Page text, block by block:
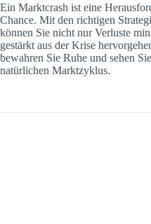
Ein Marktcrash ist eine
Chance. Mit den richtigen
können Sie nicht nur Verluste
gestärkt aus der Krise
bewahren Sie Ruhe und sehen
natürlichen Marktzyklus.